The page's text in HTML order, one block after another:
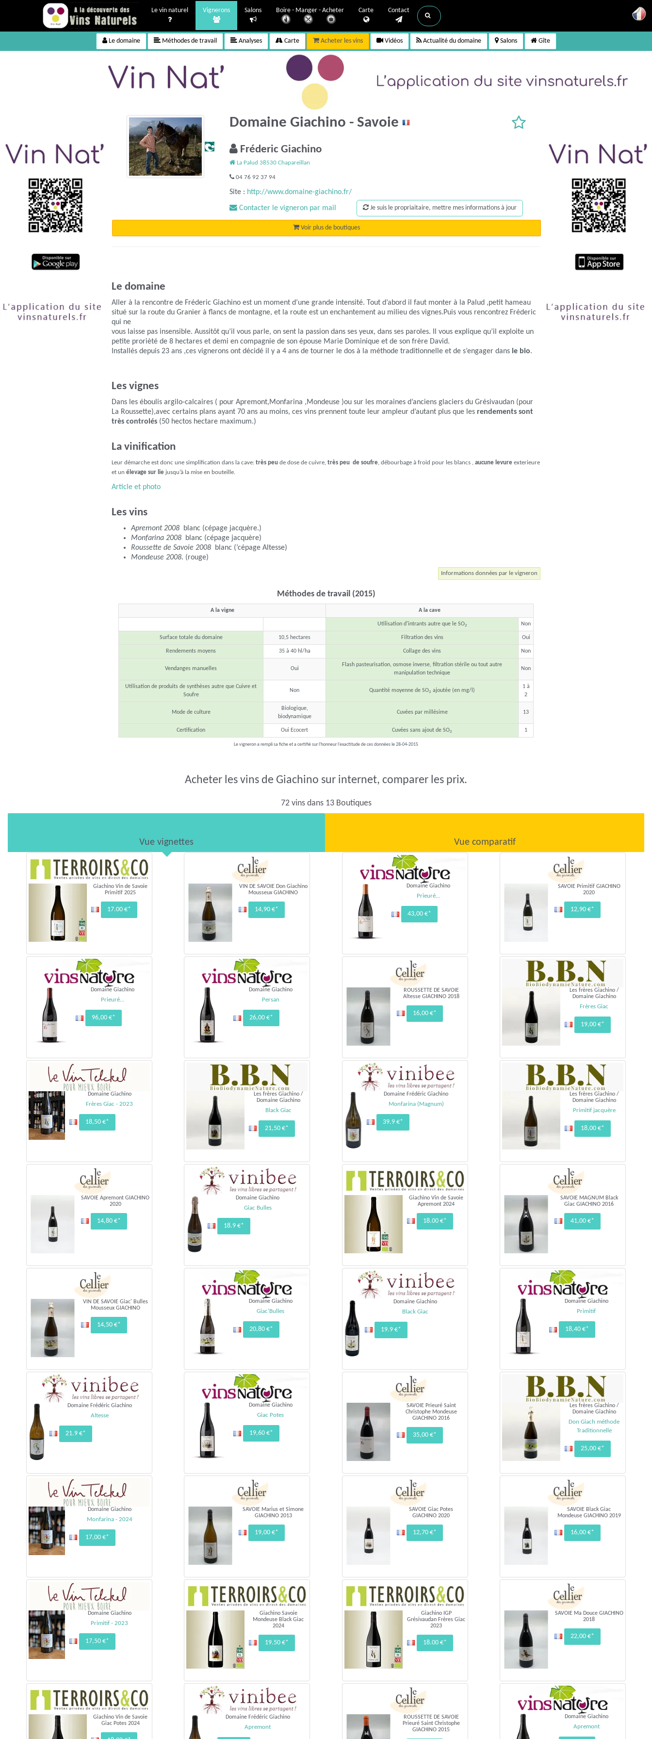
Le vin naturel Vignerons Salons Boire - Manger - Acheter Carte Contact
Le domaine Méthodes de travail Analyses Carte Acheter les vins Vidéos Actualité du domaine Salons Gîte
Domaine Giachino - Savoie
Fréderic Giachino
La Palud 38530 Chapareillan
04 76 92 37 94
Site : http://www.domaine-giachino.fr/
Contacter le vigneron par mail Je suis le propriaitaire, mettre mes informations à jour
Voir plus de boutiques
Le domaine
Aller à la rencontre de Fréderic Giachino est un moment d’une grande intensité. Tout d’abord il faut monter à la Palud ,petit hameau
situé sur la route du Granier à flancs de montagne, et la route est un enchantement au milieu des vignes.Puis vous rencontrez Fréderic
qui ne
vous laisse pas insensible. Aussitôt qu’il vous parle, on sent la passion dans ses yeux, dans ses paroles. Il vous explique qu’il exploite un
petite prorièté de 8 hectares et demi en compagnie de son épouse Marie Dominique et de son frère David.
Installés depuis 23 ans ,ces vignerons ont décidé il y a 4 ans de tourner le dos à la méthode traditionnelle et de s’engager dansle bio.
Les vignes
Dans les éboulis argilo-calcaires ( pour Apremont,Monfarina ,Mondeuse )ou sur les moraines d’anciens glaciers du Grésivaudan (pour
La Roussette),avec certains plans ayant 70 ans au moins, ces vins prennent toute leur ampleur d’autant plus que les rendements sont
très controlés(50 hectos hectare maximum.)
La vinification
Leur démarche est donc une simplification dans la cave: très peude dose de cuivre,très peu de soufre, débourbage à froid pour les blancs , aucune levure exterieure
et un élevage sur lie jusqu’à la mise en bouteille.
Article et photo
Les vins
Apremont 2008blanc (cépage jacquère.)
Monfarina 2008blanc (cépage jacquère)
Roussette de Savoie 2008blanc (’cépage Altesse)
Mondeuse 2008. (rouge)
Informations données par le vigneron
Méthodes de travail (2015)
A la vigne A la cave
Utilisation d'intrants autre que le SO2 Non
Surface totale du domaine 10,5 hectares Filtration des vins Oui
Rendements moyens 35 à 40 hl/ha Collage des vins Non
Vendanges manuelles Oui
Flash pasteurisation, osmose inverse, filtration stérile ou tout autre
manipulation technique
Non
Utilisation de produits de synthèses autre que Cuivre et
Soufre
Non Quantité moyenne de SO2 ajoutée (en mg/l)
1 à
2
Mode de culture
Biologique,
biodynamique
Cuvées par millésime 13
Certification Oui Ecocert Cuvées sans ajout de SO2 1
Le vigneron a rempli sa fiche et a certifié sur l'honneur l'exactitude de ces données le 28-04-2015
Acheter les vins de Giachino sur internet, comparer les prix.
72 vins dans 13 Boutiques
Vue vignettes Vue comparatif
Giachino Vin de Savoie
Primitif 2025
17.00 €*
VIN DE SAVOIE Don Giachino
Mousseux GIACHINO
14,90 €*
Domaine Giachino
Prieuré...
43,00 €*
SAVOIE Primitif GIACHINO
2020
12,90 €*
Domaine Giachino
Prieuré...
96,00 €*
Domaine Giachino
Persan
26,00 €*
ROUSSETTE DE SAVOIE
Altesse GIACHINO 2018
16,00 €*
Les frères Giachino /
Domaine Giachino
Frères Giac
19,00 €*
Domaine Giachino
Frères Giac - 2023
18,50 €*
Les frères Giachino /
Domaine Giachino
Black Giac
21,50 €*
Domaine Frédéric Giachino
Monfarina (Magnum)
39.9 €*
Les frères Giachino /
Domaine Giachino
Primitif jacquère
18,00 €*
SAVOIE Apremont GIACHINO
2020
14,80 €*
Domaine Giachino
Giac Bulles
18.9 €*
Giachino Vin de Savoie
Apremont 2024
18.00 €*
SAVOIE MAGNUM Black
Giac GIACHINO 2016
41,00 €*
VIN DE SAVOIE Giac' Bulles
Mousseux GIACHINO
14,50 €*
Domaine Giachino
Giac'Bulles
20,80 €*
Domaine Giachino
Black Giac
19.9 €*
Domaine Giachino
Primitif
18,40 €*
Domaine Frédéric Giachino
Altesse
21.9 €*
Domaine Giachino
Giac Potes
19,60 €*
SAVOIE Prieuré Saint
Christophe Mondeuse
GIACHINO 2016
35,00 €*
Les frères Giachino /
Domaine Giachino
Don Giach méthode
Traditionnelle
25,00 €*
Domaine Giachino
Monfarina - 2024
17,00 €*
SAVOIE Marius et Simone
GIACHINO 2013
19,00 €*
SAVOIE Giac Potes
GIACHINO 2020
12,70 €*
SAVOIE Black Giac
Mondeuse GIACHINO 2019
16,00 €*
Domaine Giachino
Primitif - 2023
17,50 €*
Giachino Savoie
Mondeuse Black Giac
2024
19.50 €*
Giachino IGP
Grésivaudan Frères Giac
2023
18.00 €*
SAVOIE Ma Douce GIACHINO
2018
22,00 €*
Giachino Vin de Savoie
Giac Potes 2024
Domaine Frédéric Giachino
Apremont
ROUSSETTE DE SAVOIE
Prieuré Saint Christophe
GIACHINO 2015
Domaine Giachino
Apremont